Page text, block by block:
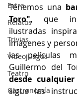
Extra
Relatos
Trivias
Videojuegos
Teatro
Gastronomía
Tenemos una
Toro", que
ilustradas
imágenes y
las películas
Guillermo del
desde
sigue las